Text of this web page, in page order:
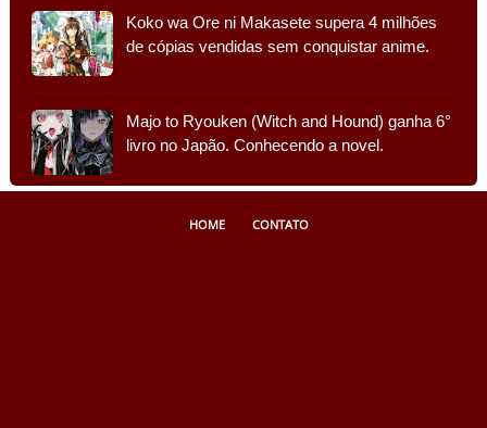
Koko wa Ore ni Makasete supera 4 milhões
de cópias vendidas sem conquistar anime.
Majo to Ryouken (Witch and Hound) ganha 6°
livro no Japão. Conhecendo a novel.
HOME CONTATO